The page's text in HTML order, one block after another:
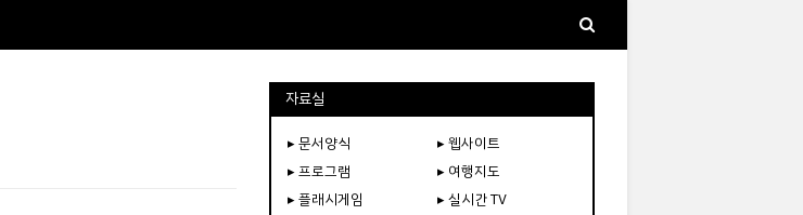
자료실
▸ 문서양식
▸ 웹사이트
▸ 프로그램
▸ 여행지도
▸ 플래시게임
▸ 실시간 TV